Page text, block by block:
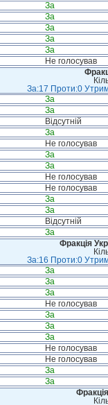
За
За
За
За
За
Не голосував
За:17 Проти:0
За
За
Відсутній
За
Не голосував
За
За
Не голосував
Не голосував
За
За
Відсутній
За
Фракція
За:16 Проти:0
За
За
За
Не голосував
За
За
За
Не голосував
Не голосував
За
За